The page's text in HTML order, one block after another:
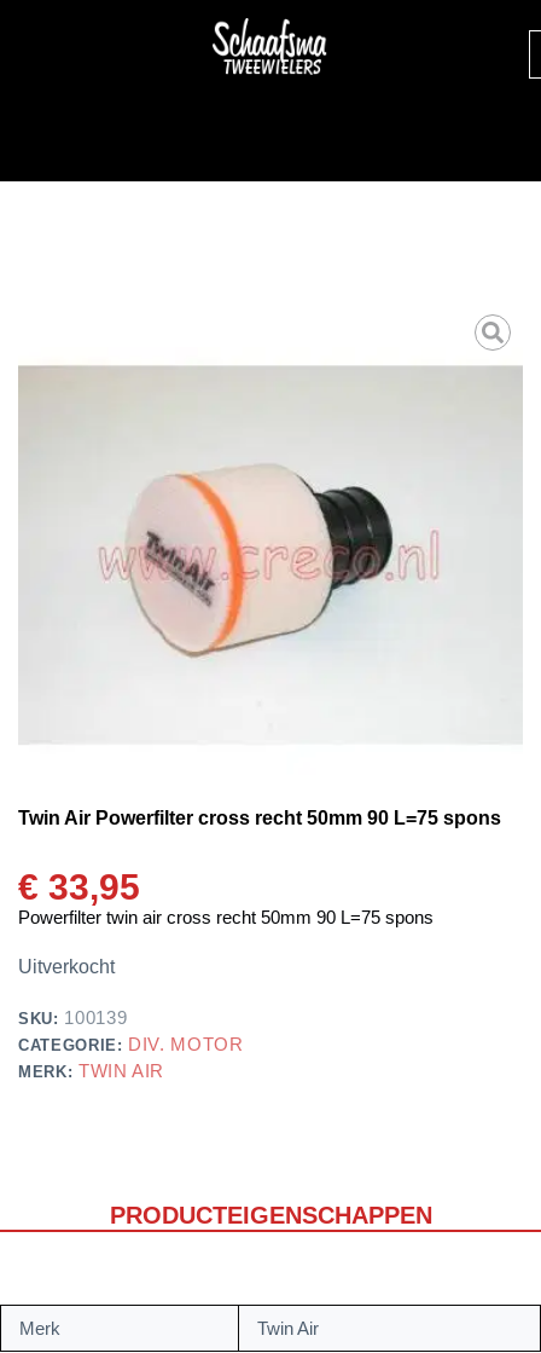
Twin Air Powerfilter cross recht 50mm 90 L=75 spons
€ 33,95
Powerfilter twin air cross recht 50mm 90 L=75 spons
Uitverkocht
SKU: 100139
CATEGORIE: DIV. MOTOR
MERK: TWIN AIR
PRODUCTEIGENSCHAPPEN
Merk Twin Air